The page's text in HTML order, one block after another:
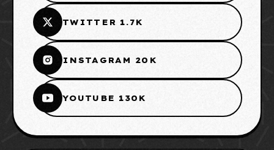
TWITTER 1.7K
INSTAGRAM 20K
YOUTUBE 130K